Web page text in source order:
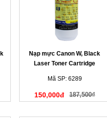
Nạp mực Canon W, Black
Laser Toner Cartridge
Mã SP: 6289
150,000đ 187,500₫